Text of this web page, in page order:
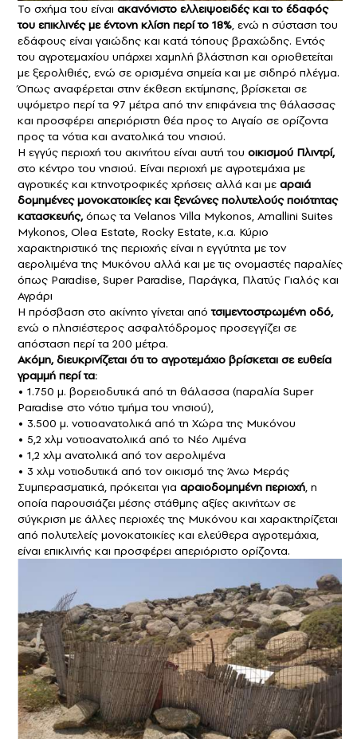
Το σχήμα του είναι ακανόνιστο ελλειψοειδές και το έδαφός
του επικλινές με έντονη κλίση περί το 18%, ενώ η σύσταση του
εδάφους είναι γαιώδης και κατά τόπους βραχώδης. Εντός
του αγροτεμαχίου υπάρχει χαμηλή βλάστηση και οριοθετείται
με ξερολιθιές, ενώ σε ορισμένα σημεία και με σιδηρό πλέγμα.
Όπως αναφέρεται στην έκθεση εκτίμησης, βρίσκεται σε
υψόμετρο περί τα 97 μέτρα από την επιφάνεια της θάλασσας
και προσφέρει απεριόριστη θέα προς το Αιγαίο σε ορίζοντα
προς τα νότια και ανατολικά του νησιού.
Η εγγύς περιοχή του ακινήτου είναι αυτή του οικισμού Πλιντρί,
στο κέντρο του νησιού. Είναι περιοχή με αγροτεμάχια με
αγροτικές και κτηνοτροφικές χρήσεις αλλά και με αραιά
δομημένες μονοκατοικίες και ξενώνες πολυτελούς ποιότητας
κατασκευής,όπως τα Velanos Villa Mykonos, Amallini Suites
Mykonos, Olea Estate, Rocky Estate, κ.α. Κύριο
χαρακτηριστικό της περιοχής είναι η εγγύτητα με τον
αερολιμένα της Μυκόνου αλλά και με τις ονομαστές παραλίες
όπως Paradise, Super Paradise, Παράγκα, Πλατύς Γιαλός και
Αγράρι
Η πρόσβαση στο ακίνητο γίνεται απότσιμεντοστρωμένη οδό,
ενώ ο πλησιέστερος ασφαλτόδρομος προσεγγίζει σε
απόσταση περί τα 200 μέτρα.
Ακόμη, διευκρινίζεται ότι το αγροτεμάχιο βρίσκεται σε ευθεία
γραμμή περί τα:
• 1.750 μ. βορειοδυτικά από τη θάλασσα (παραλία Super
Paradise στο νότιο τμήμα του νησιού),
• 3.500 μ. νοτιοανατολικά από τη Χώρα της Μυκόνου
• 5,2 χλμ νοτιοανατολικά από το Νέο Λιμένα
• 1,2 χλμ ανατολικά από τον αερολιμένα
• 3 χλμ νοτιοδυτικά από τον οικισμό της Άνω Μεράς
Συμπερασματικά, πρόκειται για αραιοδομημένη περιοχή, η
οποία παρουσιάζει μέσης στάθμης αξίες ακινήτων σε
σύγκριση με άλλες περιοχές της Μυκόνου και χαρακτηρίζεται
από πολυτελείς μονοκατοικίες και ελεύθερα αγροτεμάχια,
είναι επικλινής και προσφέρει απεριόριστο ορίζοντα.